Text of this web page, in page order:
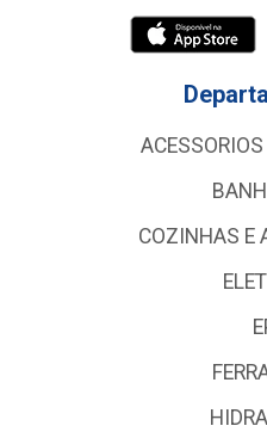
COZINHAS E